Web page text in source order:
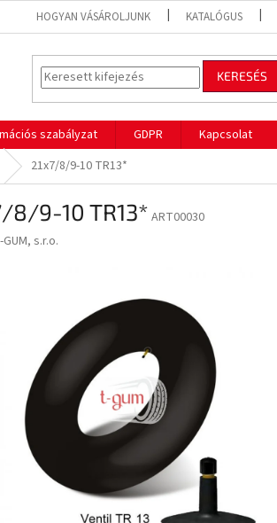
HOGYAN VÁSÁROLJUNK KATALÓGUS
KERESÉS
szabályzat GDPR
Kapcsolat
21x7/8/9-10 TR13*
8/9-10 TR13* ART00030
GUM, s.r.o.